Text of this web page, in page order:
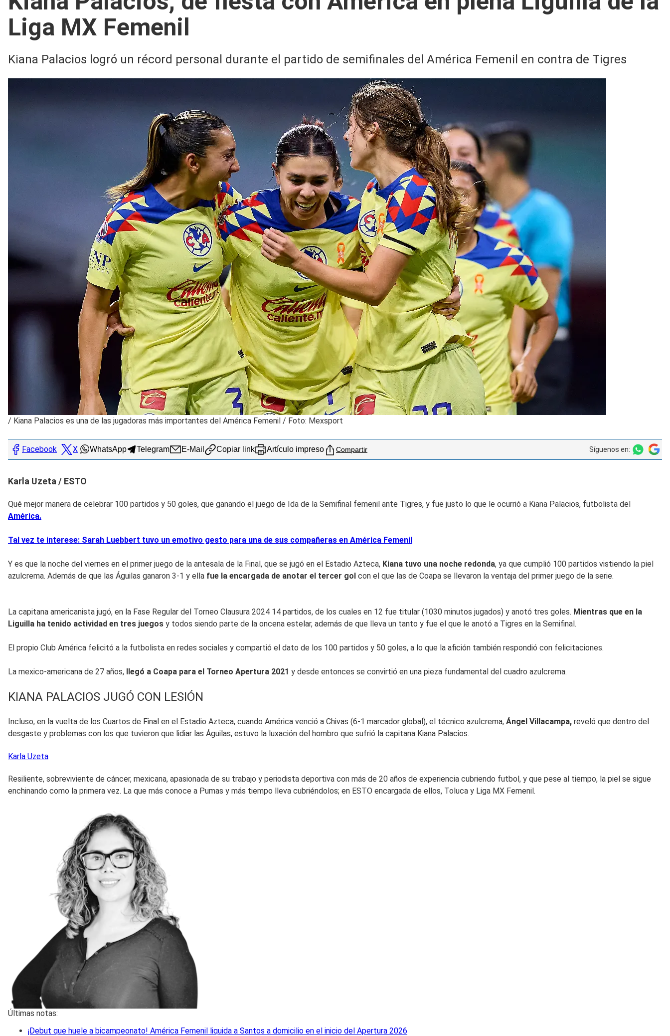
Liga MX Femenil
Kiana Palacios logró un récord personal durante el partido de semifinales del América Femenil en contra de Tigres
/ Kiana Palacios es una de las jugadoras más importantes del América Femenil / Foto: Mexsport
Facebook X WhatsApp Telegram E-Mail Copiar link Artículo impreso Compartir Síguenos en:
Karla Uzeta / ESTO
Qué mejor manera de celebrar 100 partidos y 50 goles, que ganando el juego de Ida de la Semifinal femenil ante Tigres, y fue justo lo que le ocurrió a Kiana Palacios, futbolista del
América.
Tal vez te interese: Sarah Luebbert tuvo un emotivo gesto para una de sus compañeras en América Femenil
Y es que la noche del viernes en el primer juego de la antesala de la Final, que se jugó en el Estadio Azteca, Kiana tuvo una noche redonda, ya que cumplió 100 partidos vistiendo la piel
azulcrema. Además de que las Águilas ganaron 3-1 y ella fue la encargada de anotar el tercer gol con el que las de Coapa se llevaron la ventaja del primer juego de la serie.
La capitana americanista jugó, en la Fase Regular del Torneo Clausura 2024 14 partidos, de los cuales en 12 fue titular (1030 minutos jugados) y anotó tres goles. Mientras que en la
Liguilla ha tenido actividad en tres juegos y todos siendo parte de la oncena estelar, además de que lleva un tanto y fue el que le anotó a Tigres en la Semifinal.
El propio Club América felicitó a la futbolista en redes sociales y compartió el dato de los 100 partidos y 50 goles, a lo que la afición también respondió con felicitaciones.
La mexico-americana de 27 años, llegó a Coapa para el Torneo Apertura 2021 y desde entonces se convirtió en una pieza fundamental del cuadro azulcrema.
KIANA PALACIOS JUGÓ CON LESIÓN
Incluso, en la vuelta de los Cuartos de Final en el Estadio Azteca, cuando América venció a Chivas (6-1 marcador global), el técnico azulcrema, Ángel Villacampa, reveló que dentro del
desgaste y problemas con los que tuvieron que lidiar las Águilas, estuvo la luxación del hombro que sufrió la capitana Kiana Palacios.
Karla Uzeta
Resiliente, sobreviviente de cáncer, mexicana, apasionada de su trabajo y periodista deportiva con más de 20 años de experiencia cubriendo futbol, y que pese al tiempo, la piel se sigue
enchinando como la primera vez. La que más conoce a Pumas y más tiempo lleva cubriéndolos; en ESTO encargada de ellos, Toluca y Liga MX Femenil.
Últimas notas:
¡Debut que huele a bicampeonato! América Femenil liquida a Santos a domicilio en el inicio del Apertura 2026